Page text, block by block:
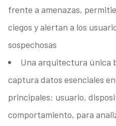
frente a amenazas,
ciegos y alertan a los
sospechosas
Una arquitectura única
captura datos esenciales
principales: usuario,
comportamiento, para